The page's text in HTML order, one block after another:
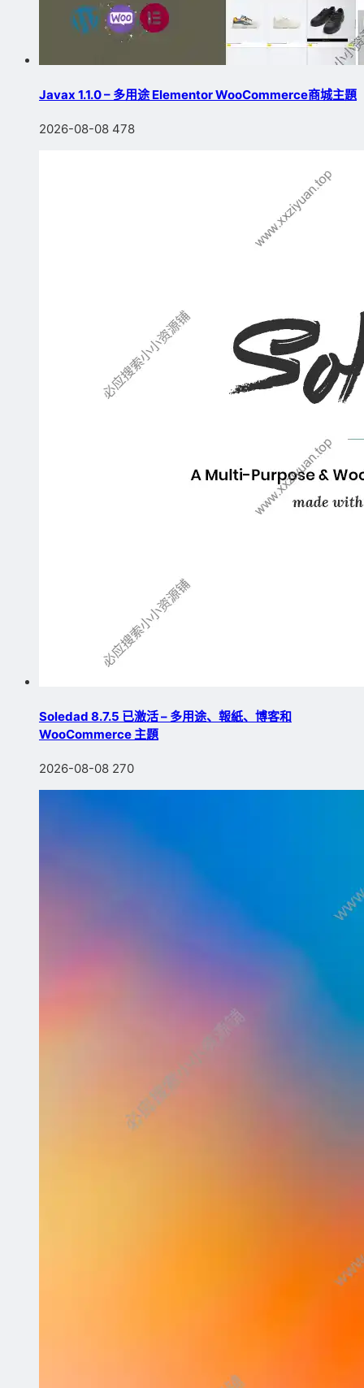
Javax 1.1.0 – 多用途 Elementor WooCommerce商城主題
2026-08-08 478
Soledad 8.7.5 已激活 – 多用途、報紙、博客和
WooCommerce 主題
2026-08-08 270